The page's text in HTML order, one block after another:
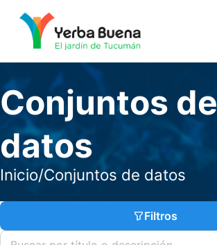
Conjuntos de
datos
Inicio/Conjuntos de datos
Filtros